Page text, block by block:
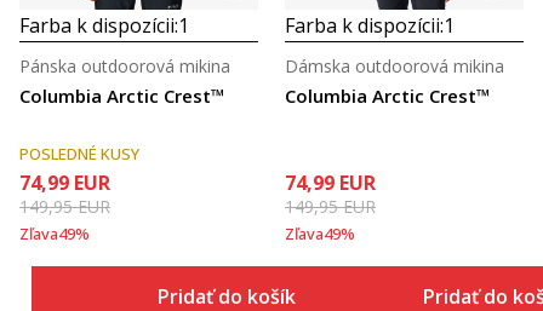
Farba k dispozícii:1
Columbia Arctic Crest™
Pánska outdoorová mikina
POSLEDNÉ KUSY
74,99 EUR
149,95EUR
Zľava49%
Pridať do košíka
Farba k dispozícii:1
Columbia Arctic Crest™
Dámska outdoorová mikina
74,99 EUR
149,95EUR
Zľava49%
Pridať do